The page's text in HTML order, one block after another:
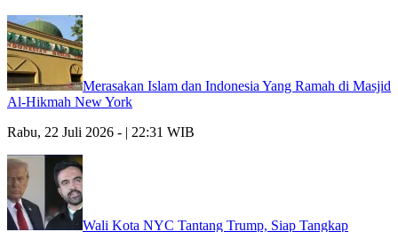
Merasakan Islam dan Indonesia Yang Ramah di Masjid
Al-Hikmah New York
Rabu, 22 Juli 2026 - | 22:31 WIB
Wali Kota NYC Tantang Trump, Siap Tangkap